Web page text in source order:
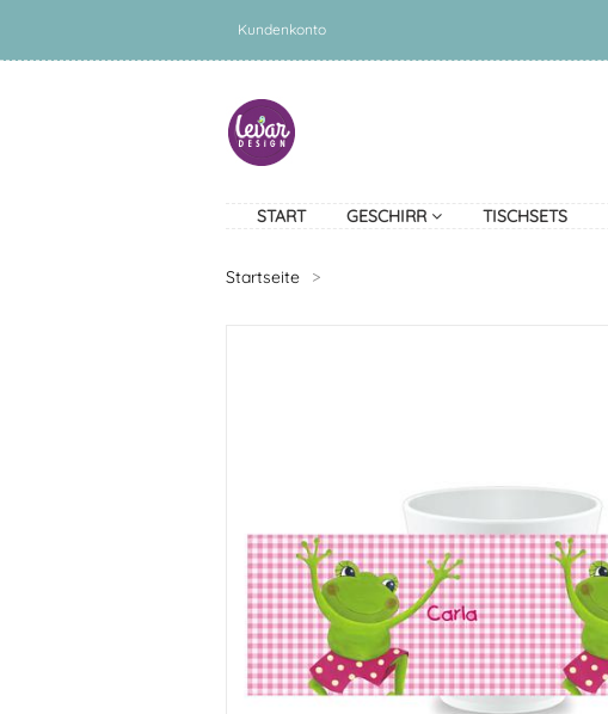
Kundenkonto
START GESCHIRR TISCHSETS
Startseite >